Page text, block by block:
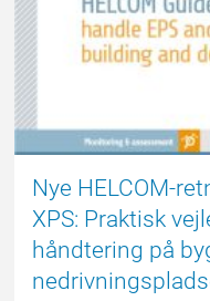
Nye HELCOM-
XPS: Praktisk
håndtering på